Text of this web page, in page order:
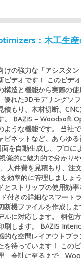
：木工生
けの強力な「アシスタ
ビデオです！ このビデ
構造と機能から実際の
れた3Dモデリングソ
積もり、木材切断、
。 BAZIS – Woodsoft
ような機能です。 当社
ビネットなど、あらゆ
を自動生成し、プロに
覚的に魅力的で分かり
人件費を見積もり、注
効率的に管理しましょ
とストリップの使用効
付きの詳細なスマート
断機ファイルを作成し
ルに対応します。 梱包
刷します。 BAZIS
的な空間レイアウトプ
を待っています！ この
、会計に至るまで、